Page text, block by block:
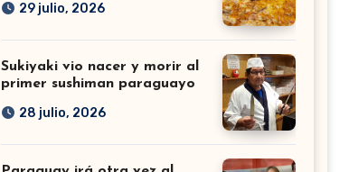
29 julio, 2026
Sukiyaki vio nacer y morir al
primer sushiman paraguayo
28 julio, 2026